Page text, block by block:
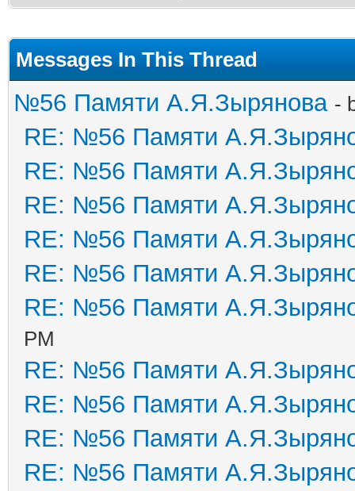
Messages In This Thread
№56 Памяти А.Я.Зырянова -
RE: №56 Памяти
RE: №56 Памяти
RE: №56 Памяти
RE: №56 Памяти
RE: №56 Памяти
RE: №56 Памяти
PM
RE: №56 Памяти
RE: №56 Памяти
RE: №56 Памяти
RE: №56 Памяти